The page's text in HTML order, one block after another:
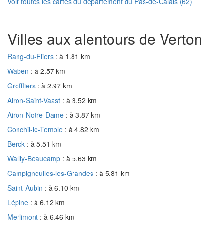
Villes aux alentours de Verton
Rang-du-Fliers : à 1.81 km
Waben : à 2.57 km
Groffliers : à 2.97 km
Airon-Saint-Vaast : à 3.52 km
Airon-Notre-Dame : à 3.87 km
Conchil-le-Temple : à 4.82 km
Berck : à 5.51 km
Wailly-Beaucamp : à 5.63 km
Campigneulles-les-Grandes : à 5.81 km
Saint-Aubin : à 6.10 km
Lépine : à 6.12 km
Merlimont : à 6.46 km